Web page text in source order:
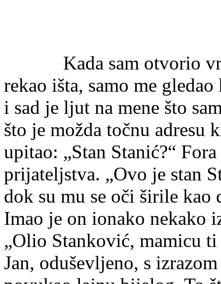
Kada sam otvorio
rekao išta, samo me
i sad je ljut na mene što
što je možda točnu adresu
upitao: „Stan Stanić?“
prijateljstva. „Ovo je stan
dok su mu se oči širile kao
Imao je on ionako nekako
„Olio Stanković, mamicu
Jan, oduševljeno, s